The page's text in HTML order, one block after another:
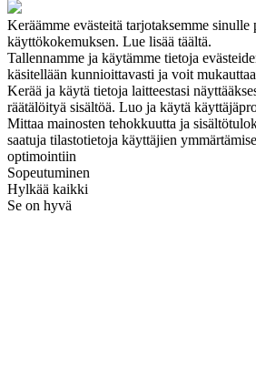
Keräämme evästeitä tarjotaksemme sinulle
käyttökokemuksen. Lue lisää täältä.
Tallennamme ja käytämme tietoja
käsitellään kunnioittavasti ja voit
Kerää ja käytä tietoja laitteestasi
räätälöityä sisältöä. Luo ja käytä
Mittaa mainosten tehokkuutta ja
saatuja tilastotietoja käyttäjien
optimointiin
Sopeutuminen
Hylkää kaikki
Se on hyvä